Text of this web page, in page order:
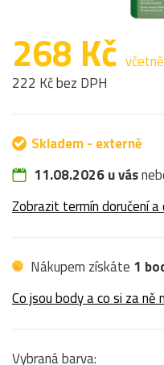
268 Kč
222 Kč bez DPH
Skladem - externě
11.08.2026 u vás
Zobrazit termín doručení a
Nákupem získáte 1
Co jsou body a co si za ně
Vybraná barva: